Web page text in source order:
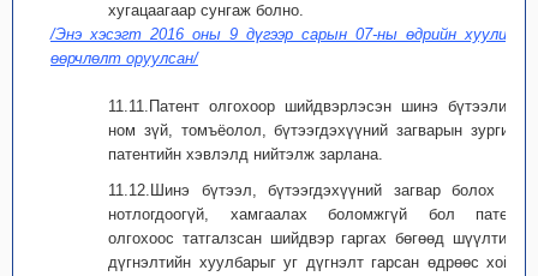
хугацаагаар сунгаж болно.
/Энэ хэсэгт 2016 оны 9 дүгээр сарын 07-ны өдрийн хуулиар
өөрчлөлт оруулсан/
11.11.Патент олгохоор шийдвэрлэсэн шинэ бүтээлийн
ном зүй, томъёолол, бүтээгдэхүүний загварын зургийг
патентийн хэвлэлд нийтэлж зарлана.
11.12.Шинэ бүтээл, бүтээгдэхүүний загвар болох нь
нотлогдоогүй, хамгаалах боломжгүй бол патент
олгохоос татгалзсан шийдвэр гаргах бөгөөд шүүлтийн
дүгнэлтийн хуулбарыг уг дүгнэлт гарсан өдрөөс хойш